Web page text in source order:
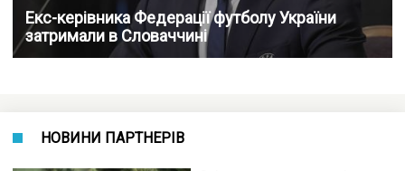
Екс-керівника Федерації футболу України
затримали в Словаччині
НОВИНИ ПАРТНЕРІВ